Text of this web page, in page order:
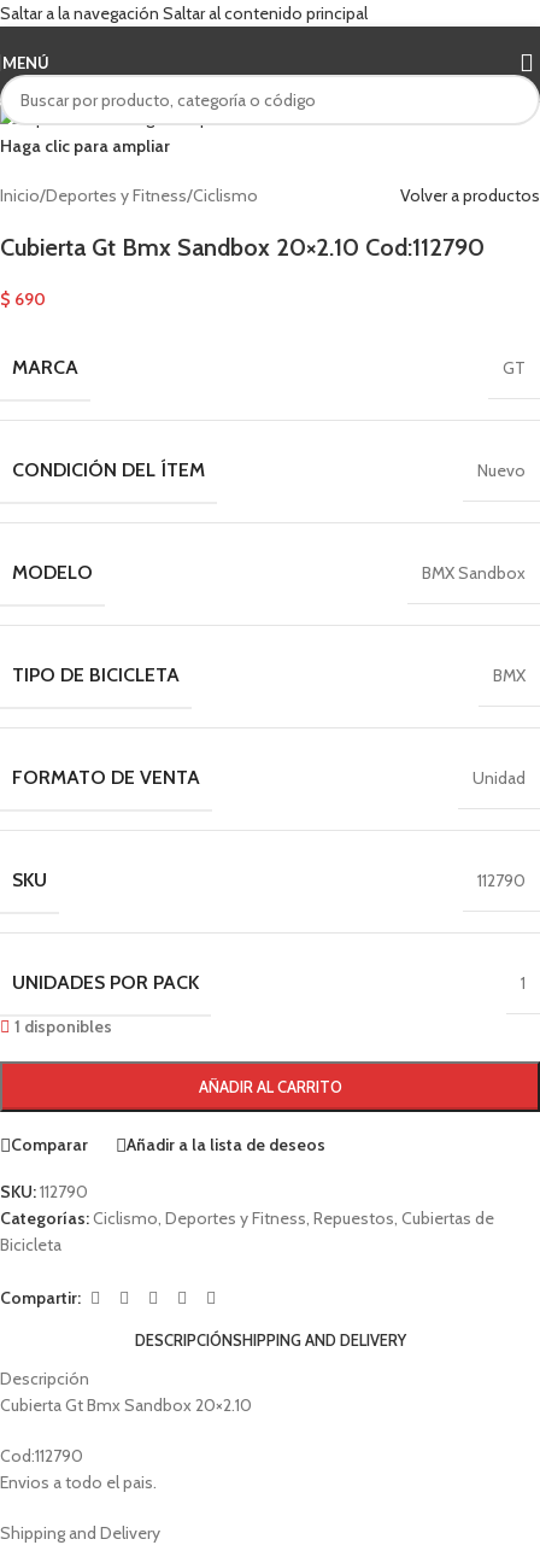
Saltar a la navegación Saltar al contenido principal
MENÚ
Haga clic para ampliar
Inicio/Deportes y Fitness/Ciclismo Volver a productos
Cubierta Gt Bmx Sandbox 20×2.10 Cod:112790
$ 690
MARCA GT
CONDICIÓN DEL ÍTEM Nuevo
MODELO BMX Sandbox
TIPO DE BICICLETA BMX
FORMATO DE VENTA Unidad
SKU 112790
UNIDADES POR PACK
1
1 disponibles
AÑADIR AL CARRITO
Comparar Añadir a la lista de deseos
SKU:112790
Categorías:Ciclismo Deportes y Fitness Repuestos Cubiertas de
Bicicleta
Compartir:
DESCRIPCIÓNSHIPPING AND DELIVERY
Descripción
Cubierta Gt Bmx Sandbox 20×2.10
Cod:112790
Envios a todo el pais.
Shipping and Delivery